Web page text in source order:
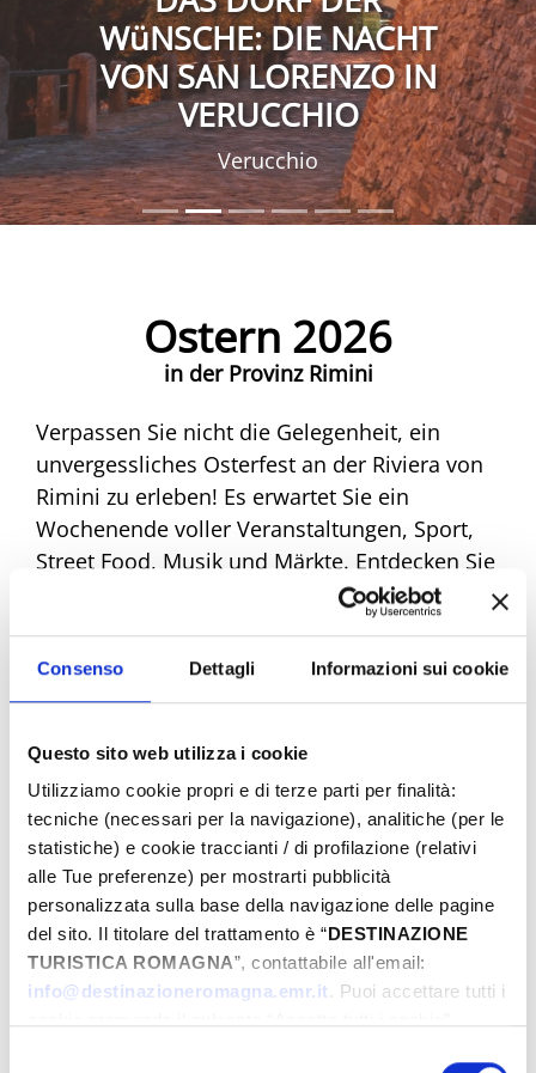
Consenso Dettagli Informazioni sui cookie
Questo sito web utilizza i cookie
Utilizziamo cookie propri e di terze parti per finalità:
tecniche (necessari per la navigazione), analitiche (per le
statistiche) e cookie traccianti / di profilazione (relativi
alle Tue preferenze) per mostrarti pubblicità
personalizzata sulla base della navigazione delle pagine
del sito. Il titolare del trattamento è “DESTINAZIONE
TURISTICA ROMAGNA”, contattabile all'email:
info@destinazioneromagna.emr.it. Puoi accettare tutti i
WüNSCHE: DIE NACHT
VON SAN LORENZO IN
VERUCCHIO
Verucchio
Ostern 2026
in der Provinz Rimini
Verpassen Sie nicht die Gelegenheit, ein
unvergessliches Osterfest an der Riviera von
Rimini zu erleben! Es erwartet Sie ein
Wochenende voller Veranstaltungen, Sport,
Street Food, Musik und Märkte. Entdecken Sie
alle Angebote und machen Sie sich bereit,
einzigartige Emotionen zu erleben. Buchen
Sie jetzt Ihr Traum-Ostern!
Von
Bis